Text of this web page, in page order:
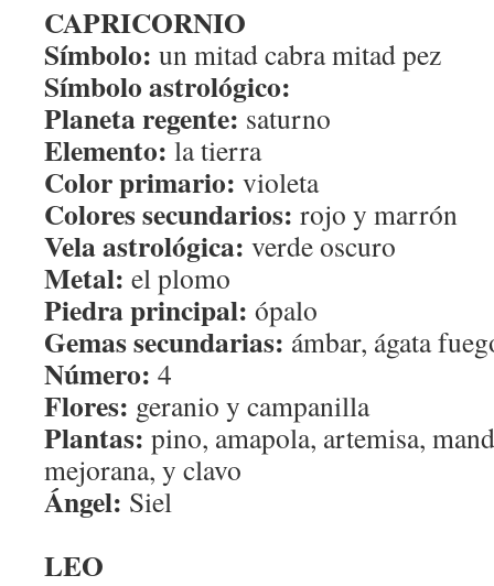
CAPRICORNIO
Símbolo: un mitad cabra mitad pez
Símbolo astrológico:
Planeta regente: saturno
Elemento: la tierra
Color primario: violeta
Colores secundarios: rojo y marrón
Vela astrológica: verde oscuro
Metal: el plomo
Piedra principal: ópalo
Gemas secundarias: ámbar, ágata
Número: 4
Flores: geranio y campanilla
Plantas: pino, amapola, artemisa,
mejorana, y clavo
Ángel: Siel
LEO